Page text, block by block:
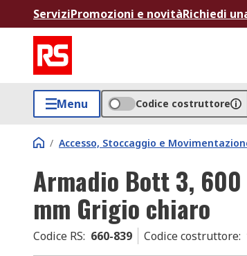
ServiziPromozioni e novitàRichiedi
Menu Codice costruttore
/ Accesso, Stoccaggio e
Armadio Bott 3,
mm Grigio chiaro
Codice RS: 660-839 Codice costruttore: